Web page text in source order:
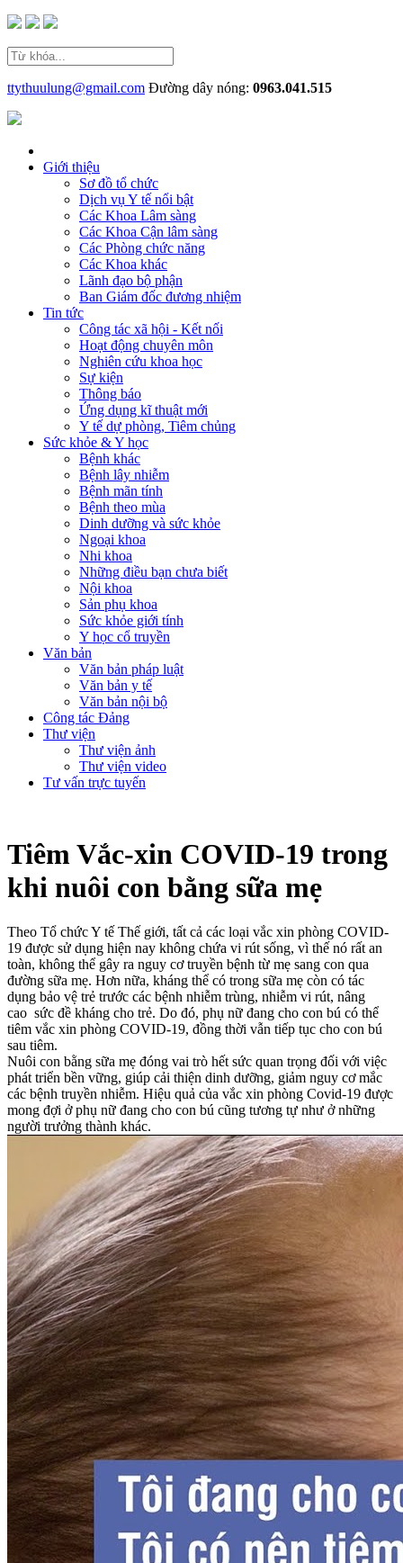
ttythuulung@gmail.com Đường dây nóng: 0963.041.515
Giới thiệu
Sơ đồ tổ chức
Dịch vụ Y tế nổi bật
Các Khoa Lâm sàng
Các Khoa Cận lâm sàng
Các Phòng chức năng
Các Khoa khác
Lãnh đạo bộ phận
Ban Giám đốc đương nhiệm
Tin tức
Công tác xã hội - Kết nối
Hoạt động chuyên môn
Nghiên cứu khoa học
Sự kiện
Thông báo
Ứng dụng kĩ thuật mới
Y tế dự phòng, Tiêm chủng
Sức khỏe & Y học
Bệnh khác
Bệnh lây nhiễm
Bệnh mãn tính
Bệnh theo mùa
Dinh dưỡng và sức khỏe
Ngoại khoa
Nhi khoa
Những điều bạn chưa biết
Nội khoa
Sản phụ khoa
Sức khỏe giới tính
Y học cổ truyền
Văn bản
Văn bản pháp luật
Văn bản y tế
Văn bản nội bộ
Công tác Đảng
Thư viện
Thư viện ảnh
Thư viện video
Tư vấn trực tuyến
Tiêm Vắc-xin COVID-19 trong
khi nuôi con bằng sữa mẹ
Theo Tổ chức Y tế Thế giới, tất cả các loại vắc xin phòng COVID-
19 được sử dụng hiện nay không chứa vi rút sống, vì thế nó rất an
toàn, không thể gây ra nguy cơ truyền bệnh từ mẹ sang con qua
đường sữa mẹ. Hơn nữa, kháng thể có trong sữa mẹ còn có tác
dụng bảo vệ trẻ trước các bệnh nhiễm trùng, nhiễm vi rút, nâng
cao sức đề kháng cho trẻ. Do đó, phụ nữ đang cho con bú có thể
tiêm vắc xin phòng COVID-19, đồng thời vẫn tiếp tục cho con bú
sau tiêm.
Nuôi con bằng sữa mẹ đóng vai trò hết sức quan trọng đối với việc
phát triển bền vững, giúp cải thiện dinh dưỡng, giảm nguy cơ mắc
các bệnh truyền nhiễm. Hiệu quả của vắc xin phòng Covid-19 được
mong đợi ở phụ nữ đang cho con bú cũng tương tự như ở những
người trưởng thành khác.